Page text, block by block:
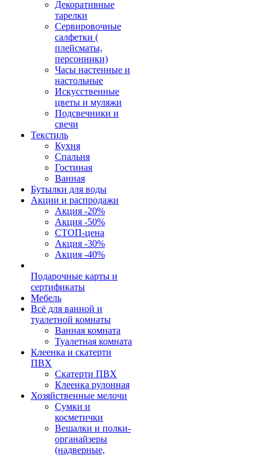
Декоративные
тарелки
Сервировочные
салфетки (
плейсматы,
персонники)
Часы настенные и
настольные
Искусственные
цветы и муляжи
Подсвечники и
свечи
Текстиль
Кухня
Спальня
Гостиная
Ванная
Бутылки для воды
Акции и распродажи
Акция -20%
Акция -50%
СТОП-цена
Акция -30%
Акция -40%
Подарочные карты и
сертификаты
Мебель
Всё для ванной и
туалетной комнаты
Ванная комната
Туалетная комната
Клеенка и скатерти
ПВХ
Скатерти ПВХ
Клеенка рулонная
Хозяйственные мелочи
Сумки и
косметички
Вешалки и полки-
органайзеры
(надверные,